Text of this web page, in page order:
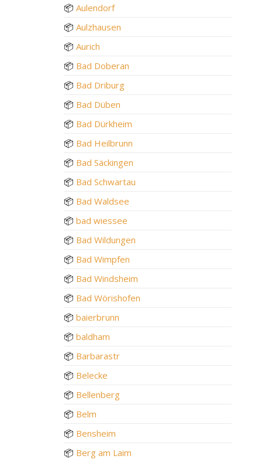
📦 Aulendorf
📦 Aulzhausen
📦 Aurich
📦 Bad Doberan
📦 Bad Driburg
📦 Bad Düben
📦 Bad Dürkheim
📦 Bad Heilbrunn
📦 Bad Säckingen
📦 Bad Schwartau
📦 Bad Waldsee
📦 bad wiessee
📦 Bad Wildungen
📦 Bad Wimpfen
📦 Bad Windsheim
📦 Bad Wörishofen
📦 baierbrunn
📦 baldham
📦 Barbarastr
📦 Belecke
📦 Bellenberg
📦 Belm
📦 Bensheim
📦 Berg am Laim